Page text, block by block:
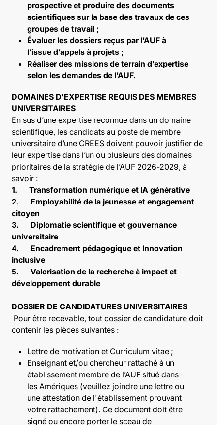
prospective et produire des documents
scientifiques sur la base des travaux de ces
groupes de travail ;
Évaluer les dossiers reçus par l’AUF à
l’issue d’appels à projets ;
Réaliser des missions de terrain d’expertise
selon les demandes de l’AUF.
DOMAINES D’EXPERTISE REQUIS DES MEMBRES
UNIVERSITAIRES
En sus d’une expertise reconnue dans un domaine
scientifique, les candidats au poste de membre
universitaire d’une CREES doivent pouvoir justifier de
leur expertise dans l’un ou plusieurs des domaines
prioritaires de la stratégie de l’AUF 2026-2029, à
savoir :
1. Transformation numérique et IA générative
2. Employabilité de la jeunesse et engagement
citoyen
3. Diplomatie scientifique et gouvernance
universitaire
4. Encadrement pédagogique et Innovation
inclusive
5. Valorisation de la recherche à impact et
développement durable
DOSSIER DE CANDIDATURES UNIVERSITAIRES
Pour être recevable, tout dossier de candidature doit
contenir les pièces suivantes :
Lettre de motivation et Curriculum vitae ;
Enseignant et/ou chercheur rattaché à un
établissement membre de l’AUF situé dans
les Amériques (veuillez joindre une lettre ou
une attestation de l'établissement prouvant
votre rattachement). Ce document doit être
signé ou encore porter le sceau de